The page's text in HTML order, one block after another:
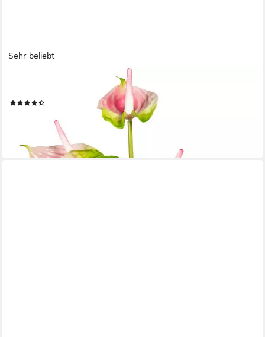
Sehr beliebt
Kunstpflanze Haune Anthurie, Höhe 40 cm, im Topf
lieferbar - in 5-6 Werktagen bei dir